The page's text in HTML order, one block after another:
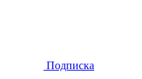
Подписка